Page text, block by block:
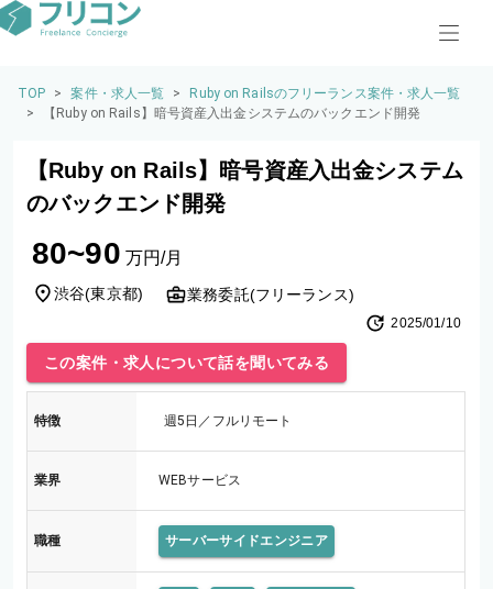
TOP > 案件・求人一覧 >
Ruby on Railsのフリーランス案件・求人一覧
>
【Ruby on Rails】暗号資産入出金システムのバックエンド開発
【Ruby on Rails】暗号資産入出金システム
のバックエンド開発
80~90 万円/月
渋谷(東京都) 業務委託(フリーランス)
2025/01/10
この案件・求人について話を聞いてみる
特徴 週5日／フルリモート
業界 WEBサービス
職種 サーバーサイドエンジニア